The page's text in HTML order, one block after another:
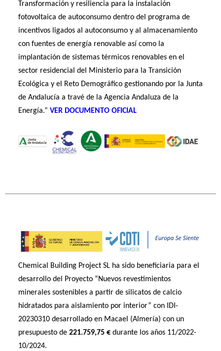
Transformación y resiliencia para la instalación
fotovoltaica de autoconsumo dentro del programa de
incentivos ligados al autoconsumo y al almacenamiento
con fuentes de energía renovable así como la
implantación de sistemas térmicos renovables en el
sector residencial del Ministerio para la Transición
Ecológica y el Reto Demográfico gestionando por la Junta
de Andalucía a travé de la Agencia Andaluza de la
Energía.” VER DOCUMENTO OFICIAL
Chemical Building Project SL ha sido beneficiaria para el
desarrollo del Proyecto “Nuevos revestimientos
minerales sostenibles a partir de silicatos de calcio
hidratados para aislamiento por interior” con IDI-
20230310 desarrollado en Macael (Almería) con un
presupuesto de 221.759,75 € durante los años 11/2022-
10/2024.